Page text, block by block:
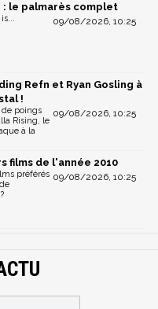
: le palmarès complet
09/08/2026, 10:25
Refn et Ryan Gosling à
!
09/08/2026, 10:25
de poings
Rising, le
à la
films de l'année 2010
09/08/2026, 10:25
préférés